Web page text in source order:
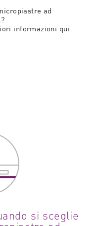
ad
informazioni qui:
si sceglie